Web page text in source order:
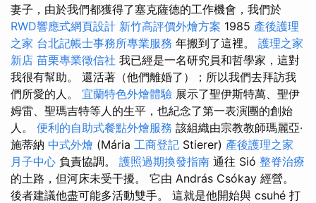
妻子，由於我們都獲得了塞克薩德的工作機會，我們於
RWD響應式網頁設計 新竹高評價外燴方案 1985 產後護理
之家 台北記帳士事務所專業服務 年搬到了這裡。 護理之家
新店 苗栗專業徵信社 我已經是一名研究員和哲學家，這對
我很有幫助。 還活著（他們離婚了）；所以我們去拜訪我
們所愛的人。 宜蘭特色外燴體驗 展示了聖伊斯特萬、聖伊
姆雷、聖瑪吉特等人的生平，也紀念了第一表演團的創始
人。 便利的自助式餐點外燴服務 該組織由宗教教師瑪麗亞·
施蒂納 中式外燴 (Mária 工商登記 Stierer) 產後護理之家
月子中心 負責協調。 護照過期換發指南 通往 Sió 整脊治療
的土路，但河床未受干擾。 它由 András Csókay 經營。
後者建議他盡可能多活動雙手。 這就是他開始與 csuhé 打